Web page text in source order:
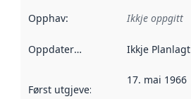
Opphav: Ikkje oppgitt
Oppdateringsfrekvens :
Ikkje Planlagt
Først utgjeve:
17. mai 1966